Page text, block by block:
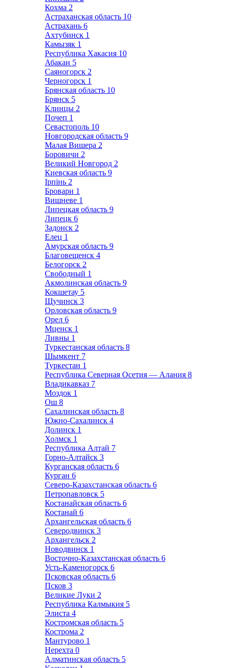
Кохма 2
Астраханская область 10
Астрахань 6
Ахтубинск 1
Камызяк 1
Республика Хакасия 10
Абакан 5
Саяногорск 2
Черногорск 1
Брянская область 10
Брянск 5
Клинцы 2
Почеп 1
Севастополь 10
Новгородская область 9
Малая Вишера 2
Боровичи 2
Великий Новгород 2
Киевская область 9
Ірпінь 2
Бровари 1
Вишневе 1
Липецкая область 9
Липецк 6
Задонск 2
Елец 1
Амурская область 9
Благовещенск 4
Белогорск 2
Свободный 1
Акмолинская область 9
Кокшетау 5
Щучинск 3
Орловская область 9
Орел 6
Мценск 1
Ливны 1
Туркестанская область 8
Шымкент 7
Туркестан 1
Республика Северная Осетия — Алания 8
Владикавказ 7
Моздок 1
Ош 8
Сахалинская область 8
Южно-Сахалинск 4
Долинск 1
Холмск 1
Республика Алтай 7
Горно-Алтайск 3
Курганская область 6
Курган 6
Северо-Казахстанская область 6
Петропавловск 5
Костанайская область 6
Костанай 6
Архангельская область 6
Северодвинск 3
Архангельск 2
Новодвинск 1
Восточно-Казахстанская область 6
Усть-Каменогорск 6
Псковская область 6
Псков 3
Великие Луки 2
Республика Калмыкия 5
Элиста 4
Костромская область 5
Кострома 2
Мантурово 1
Нерехта 0
Алматинская область 5